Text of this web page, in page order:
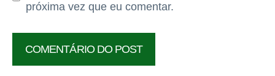
próxima vez que eu comentar.